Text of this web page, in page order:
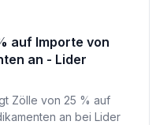
auf Importe von
an - Lider
Zölle von 25 % auf
an bei Lider